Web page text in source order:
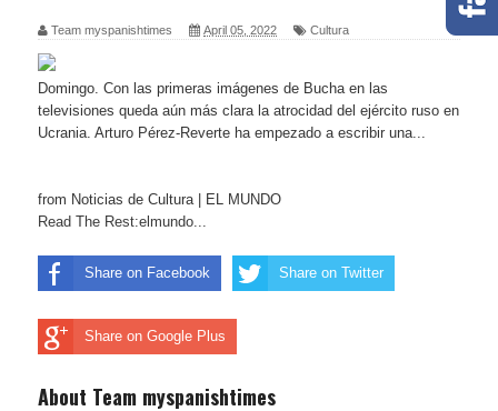
Team myspanishtimes April 05, 2022 Cultura
Domingo. Con las primeras imágenes de Bucha en las
televisiones queda aún más clara la atrocidad del ejército ruso en
Ucrania. Arturo Pérez-Reverte ha empezado a escribir una...
from Noticias de Cultura | EL MUNDO
Read The Rest:elmundo...
Share on Facebook Share on Twitter
Share on Google Plus
About Team myspanishtimes